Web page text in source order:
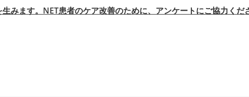
みます。NET患者のケア改善のために、アンケートにご協力くだ